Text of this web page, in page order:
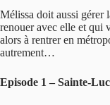
Mélissa doit aussi gérer
renouer avec elle et qui
alors à rentrer en
autrement…
Episode 1 – Sainte-